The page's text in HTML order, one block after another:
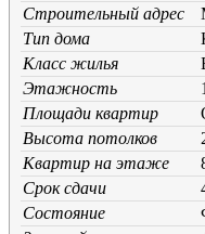
Строительный адрес
Тип дома
Класс жилья
Этажность
Площади квартир
Высота потолков
Квартир на этаже
Срок сдачи
Состояние